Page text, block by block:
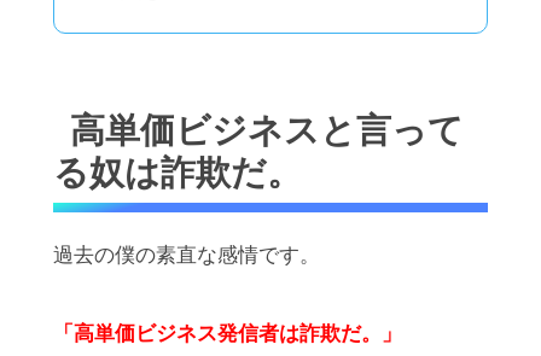
高単価ビジネスと言って
る奴は詐欺だ。
過去の僕の素直な感情です。
「高単価ビジネス発信者は詐欺だ。」